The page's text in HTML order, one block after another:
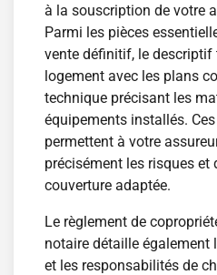
à la souscription de votre
Parmi les pièces
vente définitif, le descriptif
logement avec les plans
technique précisant les
équipements installés.
permettent à votre
précisément les risques et
couverture adaptée.
Le règlement de
notaire détaille également
et les responsabilités de